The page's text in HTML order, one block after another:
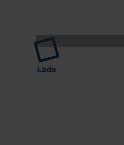
Lade